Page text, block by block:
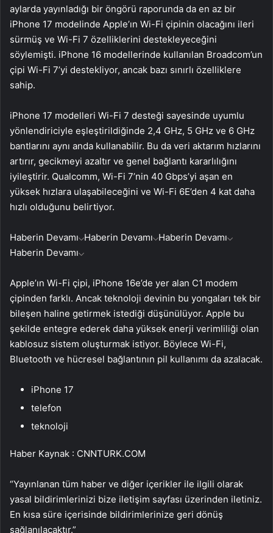
aylarda yayınladığı bir öngörü raporunda da en az bir
iPhone 17 modelinde Apple’ın Wi-Fi çipinin olacağını ileri
sürmüş ve Wi-Fi 7 özelliklerini destekleyeceğini
söylemişti. iPhone 16 modellerinde kullanılan Broadcom’un
çipi Wi-Fi 7’yi destekliyor, ancak bazı sınırlı özelliklere
sahip.
iPhone 17 modelleri Wi-Fi 7 desteği sayesinde uyumlu
yönlendiriciyle eşleştirildiğinde 2,4 GHz, 5 GHz ve 6 GHz
bantlarını aynı anda kullanabilir. Bu da veri aktarım hızlarını
artırır, gecikmeyi azaltır ve genel bağlantı kararlılığını
iyileştirir. Qualcomm, Wi-Fi 7’nin 40 Gbps’yi aşan en
yüksek hızlara ulaşabileceğini ve Wi-Fi 6E’den 4 kat daha
hızlı olduğunu belirtiyor.
Haberin Devamı Haberin Devamı Haberin Devamı
Haberin Devamı
Apple’ın Wi-Fi çipi, iPhone 16e’de yer alan C1 modem
çipinden farklı. Ancak teknoloji devinin bu yongaları tek bir
bileşen haline getirmek istediği düşünülüyor. Apple bu
şekilde entegre ederek daha yüksek enerji verimliliği olan
kablosuz sistem oluşturmak istiyor. Böylece Wi-Fi,
Bluetooth ve hücresel bağlantının pil kullanımı da azalacak.
iPhone 17
telefon
teknoloji
Haber Kaynak : CNNTURK.COM
“Yayınlanan tüm haber ve diğer içerikler ile ilgili olarak
yasal bildirimlerinizi bize iletişim sayfası üzerinden iletiniz.
En kısa süre içerisinde bildirimlerinize geri dönüş
sağlanılacaktır.”